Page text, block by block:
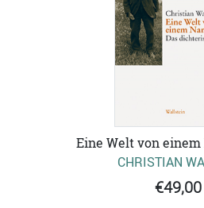
Eine Welt von
CHRISTIAN
€49,00